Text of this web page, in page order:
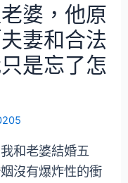
婆，他原
妻和合法
是忘了怎
和老婆結婚五
沒有爆炸性的衝